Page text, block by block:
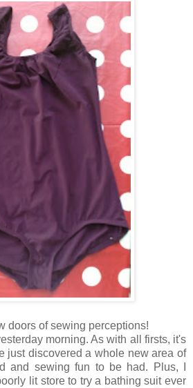
doors of sewing perceptions!
morning. As with all firsts, it's
just discovered a whole new area of
and sewing fun to be had. Plus, I
lit store to try a bathing suit ever